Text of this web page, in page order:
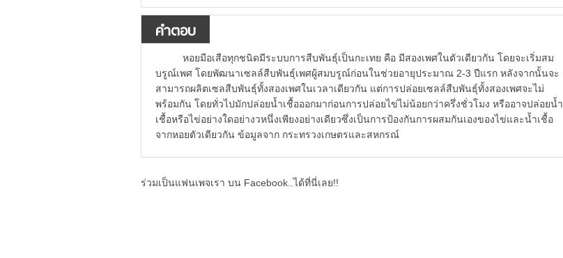
คำตอบ
หอยมือเสือทุกชนิดมีระบบการสืบพันธุ์เป็นกะเทย คือ มีสองเพศในตัวเดียวกัน โดยจะเริ่มสม
บรูณ์เพศ โดยพัฒนาเซลล์สืบพันธุ์เพศผู้สมบรูณ์ก่อนในช่วยอายุประมาณ 2-3 ปีแรก หลังจากนั้นจะ
สามารถผลิตเซลสืบพันธุ์ทั้งสองเพศในเวลาเดียวกัน แต่การปล่อยเซลล์สืบพันธุ์ทั้งสองเพศจะไม่
พร้อมกัน โดยทั่วไปมักปล่อยน้ำเชื้อออกมาก่อนการปล่อยไข่ไม่น้อยกว่าครึ่งชั่วโมง หรืออาจปล่อยน้ำ
เชื้อหรือไข่อย่างใดอย่างวหนึ่งเพียงอย่างเดียวซึ่งเป็นการป้องกันการผสมกันเองของไข่และน้ำเชื้อ
จากหอยตัวเดียวกัน ข้อมูลจาก กระทรวงเกษตรและสหกรณ์
ร่วมเป็นแฟนเพจเรา บน Facebook..ได้ที่นี่เลย!!